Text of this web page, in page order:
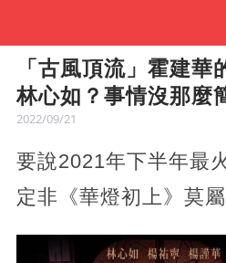
「古風頂流」霍建華
林心如？事情沒那麼
2022/09/21
要說2021年下半年最
定非《華燈初上》莫屬